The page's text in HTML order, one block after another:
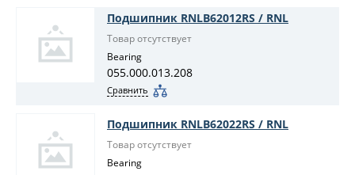
Подшипник RNLB62012RS / RNL
Товар отсутствует
Bearing
055.000.013.208
Сравнить
Подшипник RNLB62022RS / RNL
Товар отсутствует
Bearing